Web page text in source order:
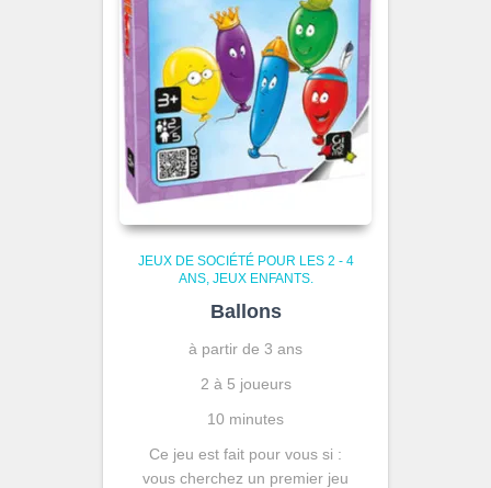
JEUX DE SOCIÉTÉ POUR LES 2 - 4
ANS JEUX ENFANTS.
Ballons
à partir de 3 ans
2 à 5 joueurs
10 minutes
Ce jeu est fait pour vous si :
vous cherchez un premier jeu